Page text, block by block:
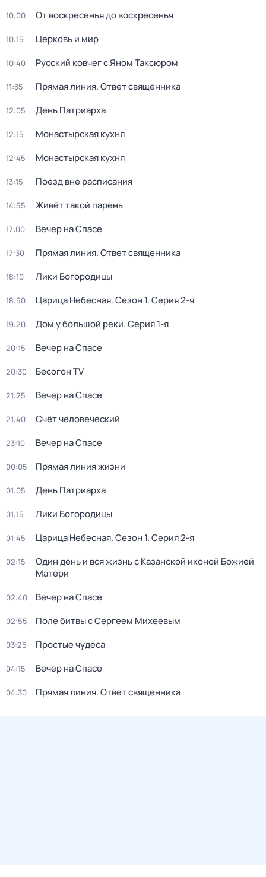
10:00 От воскресенья до воскресенья
10:15 Церковь и мир
10:40 Русский ковчег с Яном Таксюром
11:35 Прямая линия. Ответ священника
12:05 День Патриарха
12:15 Монaстыpская кухня
12:45 Монaстыpская кухня
13:15 Поезд вне расписания
14:55 Живёт такой парень
17:00 Вечер на Спасе
17:30 Прямая линия. Ответ священника
18:10 Лики Богородицы
18:50 Царица Небесная. Сезон 1. Серия 2-я
19:20 Дом у большой реки. Серия 1-я
20:15 Вечер на Спасе
20:30 Бесогон TV
21:25 Вечер на Спасе
21:40 Счёт человеческий
23:10 Вечер на Спасе
00:05 Прямая линия жизни
01:05 День Патриарха
01:15 Лики Богородицы
01:45 Царица Небесная. Сезон 1. Серия 2-я
02:15
Один день и вся жизнь с Казанской иконой Божией
Матери
02:40 Вечер на Спасе
02:55 Поле битвы с Сергеем Михеевым
03:25 Простые чудеса
04:15 Вечер на Спасе
04:30 Прямая линия. Ответ священника